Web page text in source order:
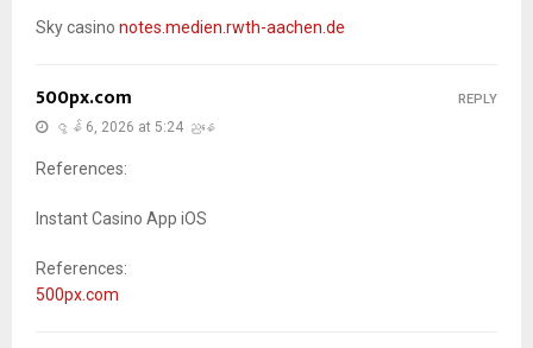
Sky casino notes.medien.rwth-aachen.de
500px.com
ဇွန် 6, 2026 at 5:24 ညနေ
References:
Instant Casino App iOS
References:
500px.com
REPLY